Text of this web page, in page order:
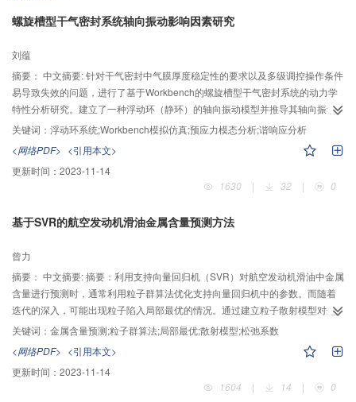
螺旋槽型干气密封系统轴向振动影响因素研究
刘蕴
摘要： 中文摘要: 针对干气密封中气膜厚度稳定性的要求以及多级调控操作条件
易导致失效的问题，进行了基于Workbench的螺旋槽型干气密封系统的动力学
特性分析研究。建立了一种浮动环（静环）的轴向振动模型并推导其轴向振动
幅值表达式；运用Workbench对浮动环系统进行工况条件下的预应力模态分析
和谐响应分析，将模拟仿真与理论推导结果作对比，分析总结得出同一参数不
同数值条件下浮动环轴向振动幅值的变化趋势，以及影响浮动环轴向振动幅值
的主要因素和次要因素。该方法不仅能够灵活地获得不同条件下浮动环的振幅
值，并且从激振频率与固有频率的关系方面解释了振动趋势形成的原因。
关键词： 浮动环系统;Workbench模拟仿真;预应力模态分析;谐响应分析
<网络PDF> <引用本文>
更新时间： 2023-11-14
1630
| 32 | 0
基于SVR的航空发动机滑油金属含量预测方法
曾力
摘要： 中文摘要: 摘要：利用支持向量回归机（SVR）对航空发动机滑油中金属
含量进行预测时，通常利用粒子群算法优化支持向量回归机中的参数。而随着
迭代的深入，可能出现粒子陷入局部最优的情况。通过建立粒子散射模型对这
部分粒子进行重定位，使之快速跳出局部最优。引入松弛系数p，对惯性参数 进
行调节，使整个算法快速收敛。仿真实验表明，算法有助于粒子收敛于全局最
优点，提高了滑油中金属含量的预测精度。
关键词： 金属含量预测;粒子群算法;局部最优;散射模型;松弛系数
<网络PDF> <引用本文>
更新时间： 2023-11-14
1604
| 14 | 0